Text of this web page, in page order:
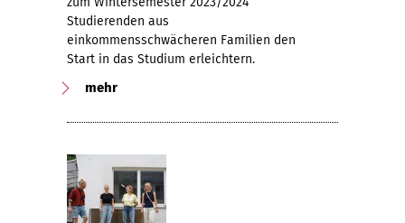
Studierenden aus
einkommensschwächeren Familien den
Start in das Studium erleichtern.
mehr